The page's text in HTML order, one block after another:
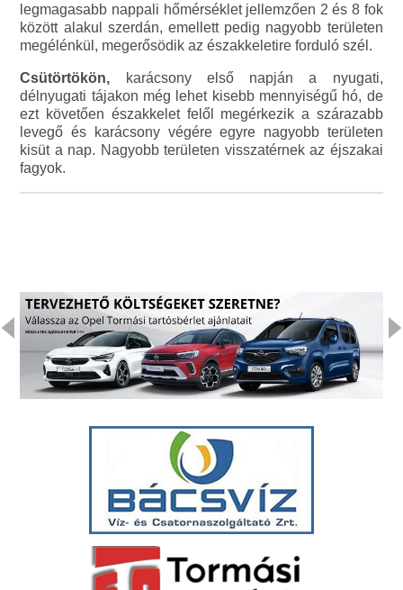
legmagasabb nappali hőmérséklet jellemzően 2 és 8 fok
között alakul szerdán, emellett pedig nagyobb területen
megélénkül, megerősödik az északkeletire forduló szél.
Csütörtökön, karácsony első napján a nyugati,
délnyugati tájakon még lehet kisebb mennyiségű hó, de
ezt követően északkelet felől megérkezik a szárazabb
levegő és karácsony végére egyre nagyobb területen
kisüt a nap. Nagyobb területen visszatérnek az éjszakai
fagyok.